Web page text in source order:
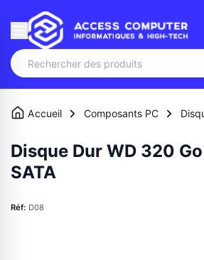
Accueil Composants PC
Disque Dur WD 320
SATA
Réf: D08